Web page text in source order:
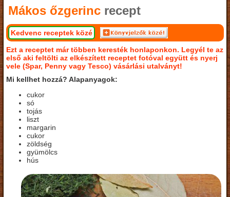
Mákos őzgerinc recept
Kedvenc receptek közé
Ezt a receptet már többen keresték honlaponkon. Legyél te az
első aki feltölti az elkészített receptet fotóval együtt és nyerj
vele (Spar, Penny vagy Tesco) vásárlási utalványt!
Mi kellhet hozzá? Alapanyagok:
cukor
só
tojás
liszt
margarin
cukor
zöldség
gyümölcs
hús